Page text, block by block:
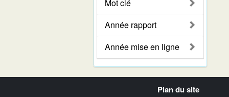
Mot clé
Année rapport
Année mise en ligne
Plan du site